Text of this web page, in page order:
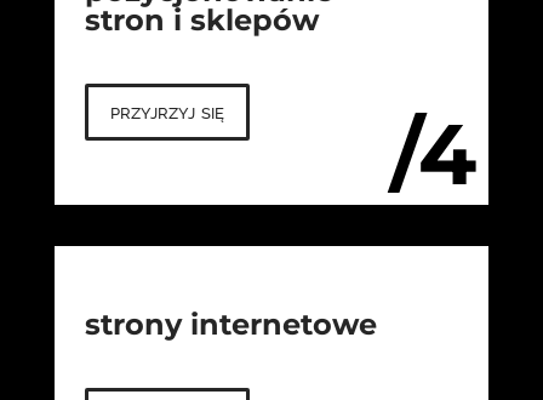
/4
stron i sklepów
przyjrzyj się
strony internetowe